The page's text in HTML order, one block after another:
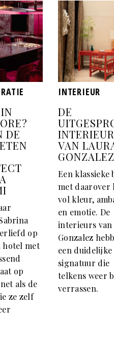
DE
op
hotel met
op
als de
ze zelf
INTERIEUR
DE
VAN
GONZALEZ
Een klassieke
met daarover
vol kleur,
en emotie. De
interieurs van
Gonzalez
een duidelijke
signatuur die
telkens weer
verrassen.